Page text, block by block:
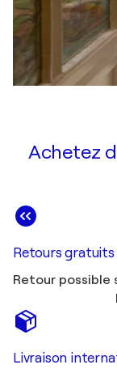
Achetez
Retours gratuits
Retour possible
Livraison